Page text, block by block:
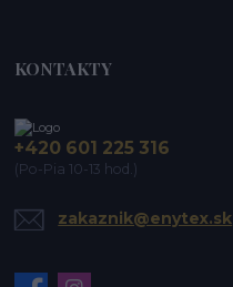
KONTAKTY
+420 601 225 316
(Po-Pia 10-13 hod.)
zakaznik@enytex.sk